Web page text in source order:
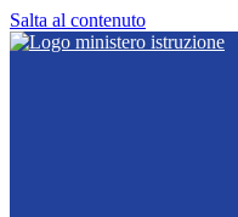
Salta al contenuto